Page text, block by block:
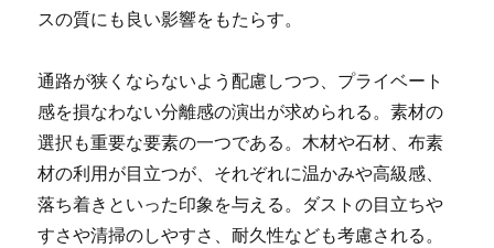
スの質にも良い影響をもたらす。
通路が狭くならないよう配慮しつつ、プライベート
感を損なわない分離感の演出が求められる。素材の
選択も重要な要素の一つである。木材や石材、布素
材の利用が目立つが、それぞれに温かみや高級感、
落ち着きといった印象を与える。ダストの目立ちや
すさや清掃のしやすさ、耐久性なども考慮される。